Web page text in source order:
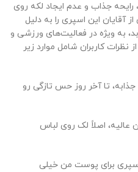
رایحه جذاب و عدم ایجاد لکه روی
آقایان این اسپری را به دلیل
به ویژه در فعالیت‌های ورزشی و
نظرات کاربران شامل موارد زیر
جذابه، تا آخر روز حس تازگی رو
اصلاً لک روی لباس
برای پوست من خیلی